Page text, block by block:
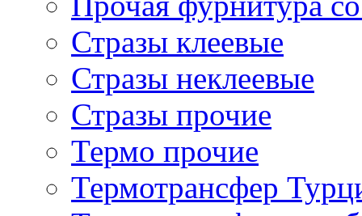
Стразы клеевые
Стразы неклеевые
Стразы прочие
Термо прочие
Термотрансфер